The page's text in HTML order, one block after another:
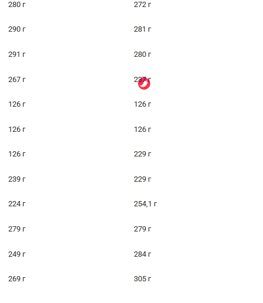
280 г 272 г
290 г 281 г
291 г 280 г
267 г 237 г
126 г 126 г
126 г 126 г
126 г 229 г
239 г 229 г
224 г 254,1 г
279 г 279 г
249 г 284 г
269 г 305 г